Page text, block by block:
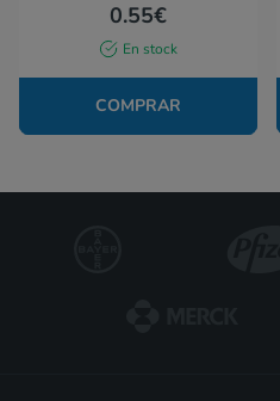
0.55€
En stock
COMPRAR